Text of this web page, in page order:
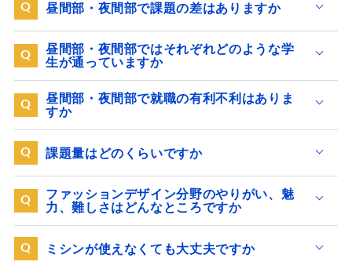
昼間部・夜間部で課題の差はありますか
昼間部・夜間部ではそれぞれどのような学
生が通っていますか
昼間部・夜間部で就職の有利不利はありま
すか
課題量はどのくらいですか
ファッションデザイン分野のやりがい、魅
力、難しさはどんなところですか
ミシンが使えなくても大丈夫ですか